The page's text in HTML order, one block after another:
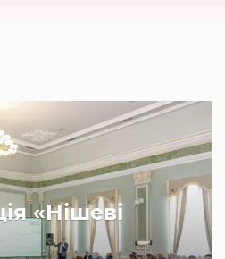
«Нішеві